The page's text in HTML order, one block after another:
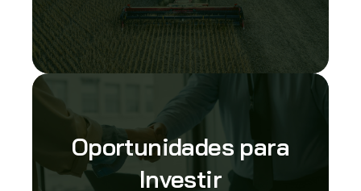
Oportunidades para
Investir